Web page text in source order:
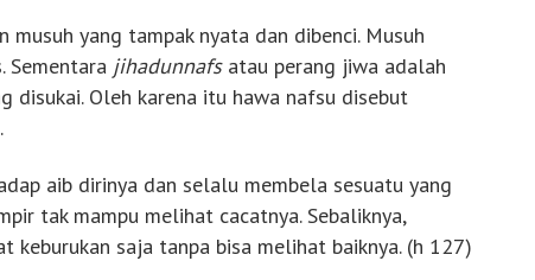
yang tampak nyata dan dibenci. Musuh
Sementara jihadunnafsatau perang jiwa adalah
disukai. Oleh karena itu hawa nafsu disebut
aib dirinya dan selalu membela sesuatu yang
tak mampu melihat cacatnya. Sebaliknya,
keburukan saja tanpa bisa melihat baiknya. (h 127)